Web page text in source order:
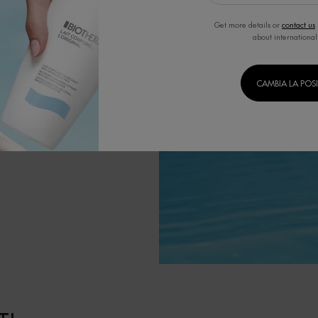
di
Get more details or contact us
about international
CAMBIA LA